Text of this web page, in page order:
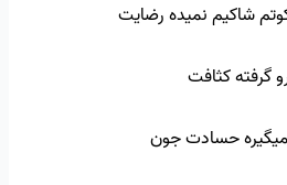
شاکیم نمیده رضایت
گرفته کثافت
حسادت جون